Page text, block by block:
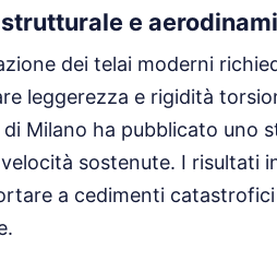
e
dei telai moderni
leggerezza e rigidità
Milano ha pubblicato uno
sostenute. I risultati
a cedimenti